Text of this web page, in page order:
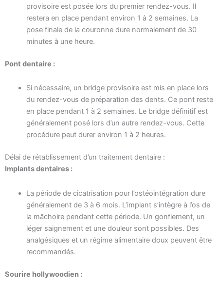
provisoire est posée lors du premier rendez-vous. Il
restera en place pendant environ 1 à 2 semaines. La
pose finale de la couronne dure normalement de 30
minutes à une heure.
Pont dentaire :
Si nécessaire, un bridge provisoire est mis en place lors
du rendez-vous de préparation des dents. Ce pont reste
en place pendant 1 à 2 semaines. Le bridge définitif est
généralement posé lors d’un autre rendez-vous. Cette
procédure peut durer environ 1 à 2 heures.
Délai de rétablissement d’un traitement dentaire :
Implants dentaires :
La période de cicatrisation pour l’ostéointégration dure
généralement de 3 à 6 mois. L’implant s’intègre à l’os de
la mâchoire pendant cette période. Un gonflement, un
léger saignement et une douleur sont possibles. Des
analgésiques et un régime alimentaire doux peuvent être
recommandés.
Sourire hollywoodien :